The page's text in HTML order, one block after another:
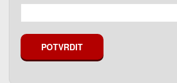
POTVRDIT